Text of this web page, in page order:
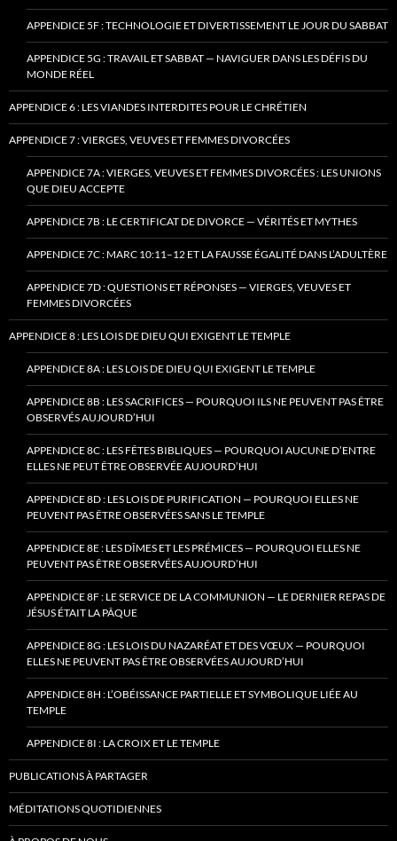
APPENDICE 5F : TECHNOLOGIE ET DIVERTISSEMENT LE JOUR DU SABBAT
APPENDICE 5G : TRAVAIL ET SABBAT — NAVIGUER DANS LES DÉFIS DU
MONDE RÉEL
APPENDICE 6 : LES VIANDES INTERDITES POUR LE CHRÉTIEN
APPENDICE 7 : VIERGES, VEUVES ET FEMMES DIVORCÉES
APPENDICE 7A : VIERGES, VEUVES ET FEMMES DIVORCÉES : LES UNIONS
QUE DIEU ACCEPTE
APPENDICE 7B : LE CERTIFICAT DE DIVORCE — VÉRITÉS ET MYTHES
APPENDICE 7C : MARC 10:11–12 ET LA FAUSSE ÉGALITÉ DANS L’ADULTÈRE
APPENDICE 7D : QUESTIONS ET RÉPONSES — VIERGES, VEUVES ET
FEMMES DIVORCÉES
APPENDICE 8 : LES LOIS DE DIEU QUI EXIGENT LE TEMPLE
APPENDICE 8A : LES LOIS DE DIEU QUI EXIGENT LE TEMPLE
APPENDICE 8B : LES SACRIFICES — POURQUOI ILS NE PEUVENT PAS ÊTRE
OBSERVÉS AUJOURD’HUI
APPENDICE 8C : LES FÊTES BIBLIQUES — POURQUOI AUCUNE D’ENTRE
ELLES NE PEUT ÊTRE OBSERVÉE AUJOURD’HUI
APPENDICE 8D : LES LOIS DE PURIFICATION — POURQUOI ELLES NE
PEUVENT PAS ÊTRE OBSERVÉES SANS LE TEMPLE
APPENDICE 8E : LES DÎMES ET LES PRÉMICES — POURQUOI ELLES NE
PEUVENT PAS ÊTRE OBSERVÉES AUJOURD’HUI
APPENDICE 8F : LE SERVICE DE LA COMMUNION — LE DERNIER REPAS DE
JÉSUS ÉTAIT LA PÂQUE
APPENDICE 8G : LES LOIS DU NAZARÉAT ET DES VŒUX — POURQUOI
ELLES NE PEUVENT PAS ÊTRE OBSERVÉES AUJOURD’HUI
APPENDICE 8H : L’OBÉISSANCE PARTIELLE ET SYMBOLIQUE LIÉE AU
TEMPLE
APPENDICE 8I : LA CROIX ET LE TEMPLE
PUBLICATIONS À PARTAGER
MÉDITATIONS QUOTIDIENNES